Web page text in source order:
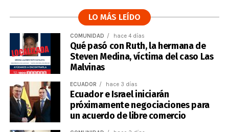
LO MÁS LEÍDO
COMUNIDAD hace 4 días
Qué pasó con Ruth, la hermana de
Steven Medina, víctima del caso Las
Malvinas
ECUADOR hace 3 días
Ecuador e Israel iniciarán
próximamente negociaciones para
un acuerdo de libre comercio